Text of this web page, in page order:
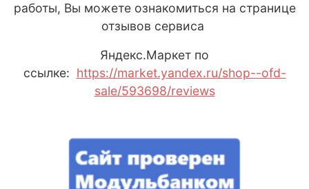
работы, Вы можете ознакомиться на странице
отзывов сервиса
Яндекс.Маркет по
ссылке: https://market.yandex.ru/shop--ofd-
sale/593698/reviews